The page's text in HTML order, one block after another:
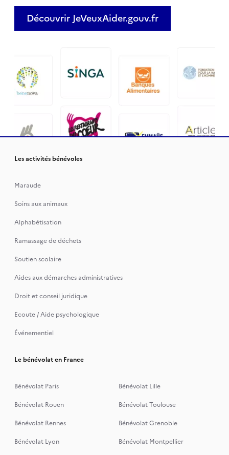
Découvrir JeVeuxAider.gouv.fr
Les activités bénévoles
Maraude
Soins aux animaux
Alphabétisation
Ramassage de déchets
Soutien scolaire
Aides aux démarches administratives
Droit et conseil juridique
Ecoute / Aide psychologique
Événementiel
Le bénévolat en France
Bénévolat Paris
Bénévolat Lille
Bénévolat Rouen
Bénévolat Toulouse
Bénévolat Rennes
Bénévolat Grenoble
Bénévolat Lyon
Bénévolat Montpellier